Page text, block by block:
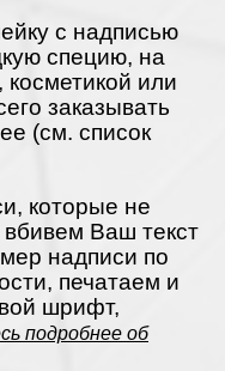
с надписью
специю, на
или
заказывать
(см. список
которые не
Ваш текст
надписи по
печатаем и
шрифт,
подробнее об